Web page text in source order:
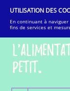
UTILISATION DES
En continuant à
fins de services et
petit.